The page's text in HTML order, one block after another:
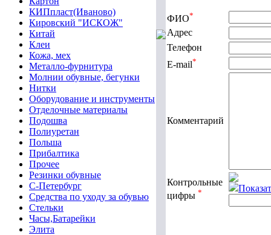
КИПпласт(Иваново)
Кировский "ИСКОЖ"
Китай
Клеи
Кожа, мех
Металло-фурнитура
Молнии обувные, бегунки
Нитки
Оборудование и инструменты
Отделочные материалы
Подошва
Полиуретан
Польша
Прибалтика
Прочее
Резинки обувные
С-Петербург
Средства по уходу за обувью
Стельки
Часы,Батарейки
Элита
ФИО*
Адрес
Телефон
E-mail*
Комментарий
Контрольные
цифры *